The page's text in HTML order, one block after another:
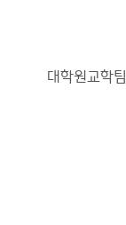
대학원교학팀